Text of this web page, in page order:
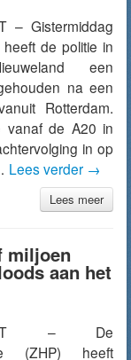
– Gistermiddag
de politie in
een
na een
Rotterdam.
vanaf de A20 in
in op
Lees verder →
Lees meer
miljoen
aan het
– De
(ZHP) heeft